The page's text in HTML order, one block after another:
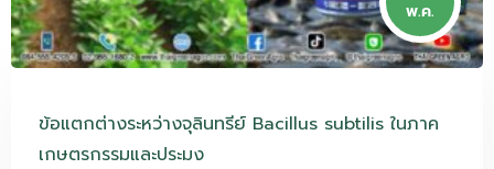
พ.ค.
ข้อแตกต่างระหว่างจุลินทรีย์ Bacillus subtilis ในภาค
เกษตรกรรมและประมง